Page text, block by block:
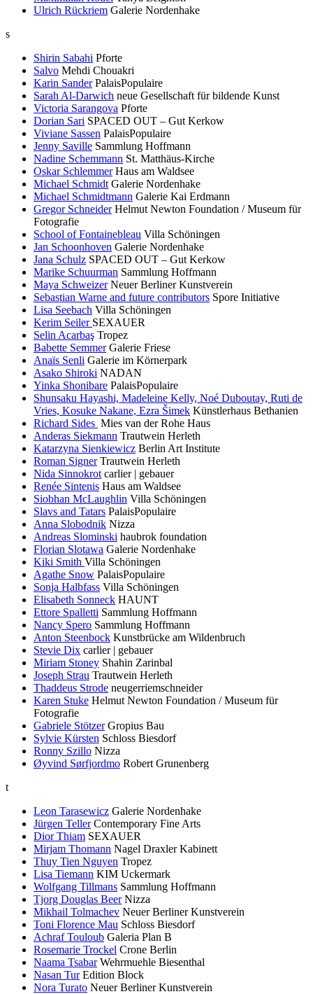
Ulrich Rückriem Galerie Nordenhake
s
Shirin Sabahi Pforte
Salvo Mehdi Chouakri
Karin Sander PalaisPopulaire
Sarah Al-Darwich neue Gesellschaft für bildende Kunst
Victoria Sarangova Pforte
Dorian Sari SPACED OUT – Gut Kerkow
Viviane Sassen PalaisPopulaire
Jenny Saville Sammlung Hoffmann
Nadine Schemmann St. Matthäus-Kirche
Oskar Schlemmer Haus am Waldsee
Michael Schmidt Galerie Nordenhake
Michael Schmidtmann Galerie Kai Erdmann
Gregor Schneider Helmut Newton Foundation / Museum für
Fotografie
School of Fontainebleau Villa Schöningen
Jan Schoonhoven Galerie Nordenhake
Jana Schulz SPACED OUT – Gut Kerkow
Marike Schuurman Sammlung Hoffmann
Maya Schweizer Neuer Berliner Kunstverein
Sebastian Warne and future contributors Spore Initiative
Lisa Seebach Villa Schöningen
Kerim Seiler SEXAUER
Selin Acarbaş Tropez
Babette Semmer Galerie Friese
Anaïs Senli Galerie im Körnerpark
Asako Shiroki NADAN
Yinka Shonibare PalaisPopulaire
Shunsaku Hayashi, Madeleine Kelly, Noé Duboutay, Ruti de
Vries, Kosuke Nakane, Ezra Šimek Künstlerhaus Bethanien
Richard Sides Mies van der Rohe Haus
Anderas Siekmann Trautwein Herleth
Katarzyna Sienkiewicz Berlin Art Institute
Roman Signer Trautwein Herleth
Nida Sinnokrot carlier | gebauer
Renée Sintenis Haus am Waldsee
Siobhan McLaughlin Villa Schöningen
Slavs and Tatars PalaisPopulaire
Anna Slobodnik Nizza
Andreas Slominski haubrok foundation
Florian Slotawa Galerie Nordenhake
Kiki Smith Villa Schöningen
Agathe Snow PalaisPopulaire
Sonja Halbfass Villa Schöningen
Elisabeth Sonneck HAUNT
Ettore Spalletti Sammlung Hoffmann
Nancy Spero Sammlung Hoffmann
Anton Steenbock Kunstbrücke am Wildenbruch
Stevie Dix carlier | gebauer
Miriam Stoney Shahin Zarinbal
Joseph Strau Trautwein Herleth
Thaddeus Strode neugerriemschneider
Karen Stuke Helmut Newton Foundation / Museum für
Fotografie
Gabriele Stötzer Gropius Bau
Sylvie Kürsten Schloss Biesdorf
Ronny Szillo Nizza
Øyvind Sørfjordmo Robert Grunenberg
t
Leon Tarasewicz Galerie Nordenhake
Jürgen Teller Contemporary Fine Arts
Dior Thiam SEXAUER
Mirjam Thomann Nagel Draxler Kabinett
Thuy Tien Nguyen Tropez
Lisa Tiemann KIM Uckermark
Wolfgang Tillmans Sammlung Hoffmann
Tjorg Douglas Beer Nizza
Mikhail Tolmachev Neuer Berliner Kunstverein
Toni Florence Mau Schloss Biesdorf
Achraf Touloub Galeria Plan B
Rosemarie Trockel Crone Berlin
Naama Tsabar Wehrmuehle Biesenthal
Nasan Tur Edition Block
Nora Turato Neuer Berliner Kunstverein